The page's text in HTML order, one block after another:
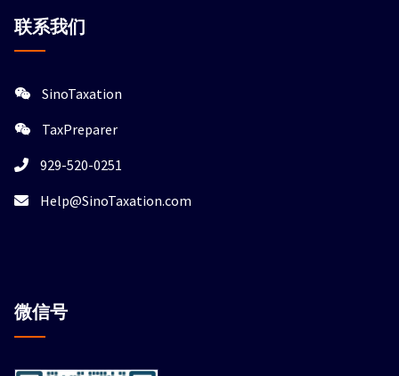
联系我们
SinoTaxation
TaxPreparer
929-520-0251
Help@SinoTaxation.com
微信号